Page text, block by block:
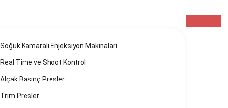
Soğuk Kamaralı Enjeksiyon Makinaları
Real Time ve Shoot Kontrol
Alçak Basınç Presler
Trim Presler